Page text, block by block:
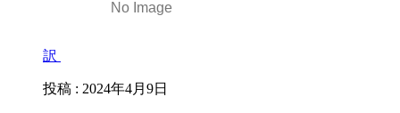
訳
投稿 : 2024年4月9日